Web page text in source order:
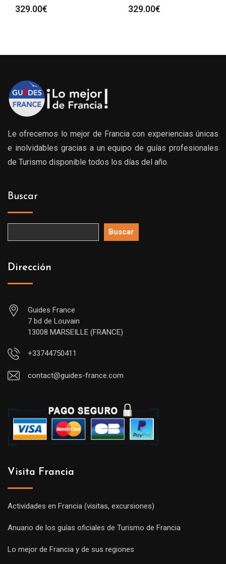
329.00€ 329.00€
Le ofrecemos lo mejor de Francia con experiencias únicas
e inolvidables gracias a un equipo de guías profesionales
de Turismo disponible todos los días del año.
Buscar
Buscar
Dirección
Guides France
7 bd de Louvain
13008 MARSEILLE (FRANCE)
+33744750411
contact@guides-france.com
Visita Francia
Actividades en Francia (visitas, excursiones)
Anuario de los guías oficiales de Turismo de Francia
Lo mejor de Francia y de sus regiones